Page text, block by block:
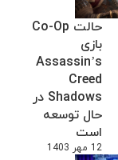
حالت Co-Op
بازی
Assassin’s
Creed
Shadows در
حال توسعه
است
12 مهر 1403